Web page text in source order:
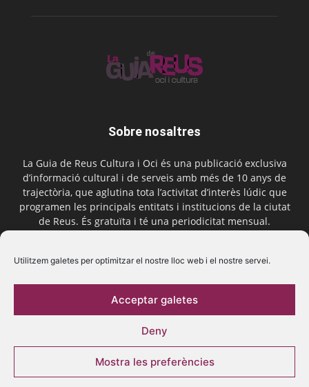
Utilitzem galetes per optimitzar el nostre lloc web i el nostre servei.
Acceptar galetes
Deny
Mostra les preferències
Sobre nosaltres
La Guia de Reus Cultura i Oci és una publicació exclusiva
d’informació cultural i de serveis amb més de 10 anys de
trajectòria, que aglutina tota l’activitat d’interès lúdic que
programen les principals entitats i institucions de la ciutat
de Reus. És gratuïta i té una periodicitat mensual.
Segueix-nos